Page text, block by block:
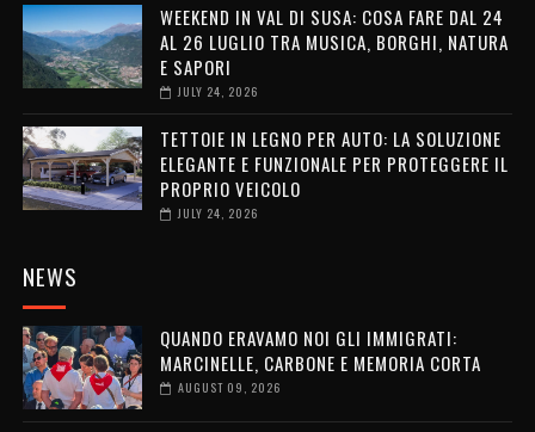
WEEKEND IN VAL DI SUSA: COSA FARE DAL 24
AL 26 LUGLIO TRA MUSICA, BORGHI, NATURA
E SAPORI
JULY 24, 2026
TETTOIE IN LEGNO PER AUTO: LA SOLUZIONE
ELEGANTE E FUNZIONALE PER PROTEGGERE IL
PROPRIO VEICOLO
JULY 24, 2026
NEWS
QUANDO ERAVAMO NOI GLI IMMIGRATI:
MARCINELLE, CARBONE E MEMORIA CORTA
AUGUST 09, 2026